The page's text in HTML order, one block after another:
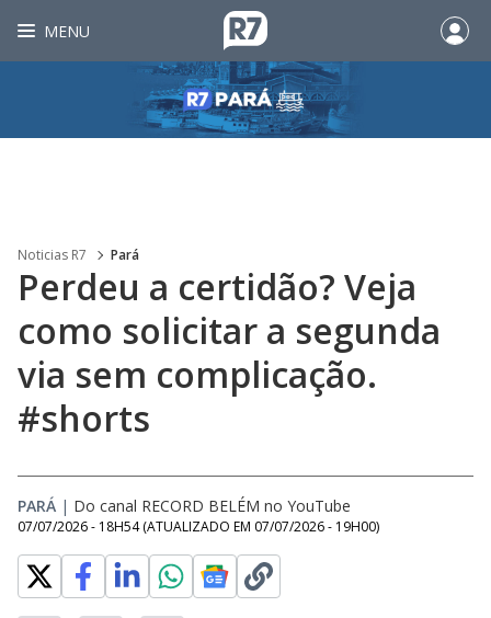
MENU
Noticias R7 Pará
Perdeu a certidão? Veja
como solicitar a segunda
via sem complicação.
#shorts
PARÁ | Do canal RECORD BELÉM no YouTube
07/07/2026 - 18H54 (ATUALIZADO EM 07/07/2026 - 19H00)